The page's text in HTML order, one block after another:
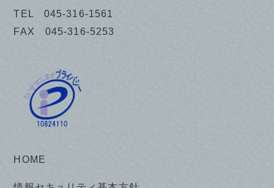
TEL 045-316-1561
FAX 045-316-5253
HOME